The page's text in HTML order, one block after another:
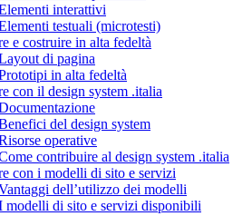
interattivi
testuali (microtesti)
e costruire in alta fedeltà
di pagina
in alta fedeltà
con il design system .italia
del design system
operative
contribuire al design system .italia
con i modelli di sito e servizi
dell’utilizzo dei modelli
modelli di sito e servizi disponibili